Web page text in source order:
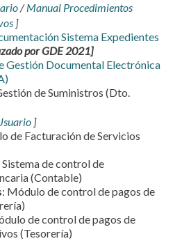
/Manual Procedimientos
]
Sistema Expedientes
por GDE 2021]
Gestión Documental Electrónica
de Suministros (Dto.
]
de Facturación de Servicios
Sistema de control de
(Contable)
: Módulo de control de pagos de
de control de pagos de
(Tesorería)